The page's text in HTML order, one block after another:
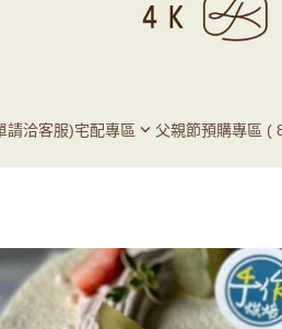
請洽客服)宅配專區 父親節預購專區 (